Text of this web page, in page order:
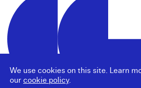
We use cookies on this site. Learn
our cookie policy.